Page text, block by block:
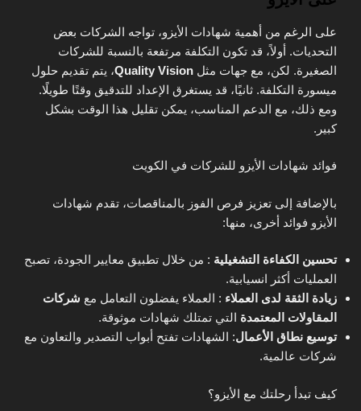
على الرغم من أهمية شهادات الأيزو، تواجه الشركات بعض
التحديات. أولاً، قد تكون التكلفة مرتفعة بالنسبة للشركات
الصغيرة. لكن، مع جهات مثل Quality Vision، يتم تقديم حلول
ميسورة التكلفة. ثانيًا، قد يستغرق الإعداد للتدقيق وقتًا طويلًا.
ومع ذلك، مع الدعم المناسب، يمكن تقليل هذا الوقت بشكل
كبير.
فوائد شهادات الأيزو للشركات في الكويت
بالإضافة إلى تعزيز فرص الفوز بالمناقصات، تقدم شهادات
الأيزو فوائد أخرى، منها:
تحسين الكفاءة التشغيلية : من خلال تطبيق معايير الجودة، تصبح
العمليات أكثر انسيابية.
زيادة الثقة لدى العملاء : العملاء يفضلون التعامل مع شركات
المقاولات المعتمدة التي تمتلك شهادات موثوقة.
توسيع نطاق الأعمال: الشهادات تفتح أبواب التصدير والتعاون مع
شركات عالمية.
كيف تبدأ رحلتك مع الأيزو؟